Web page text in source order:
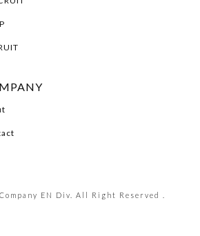
EN Div. All Right Reserved .